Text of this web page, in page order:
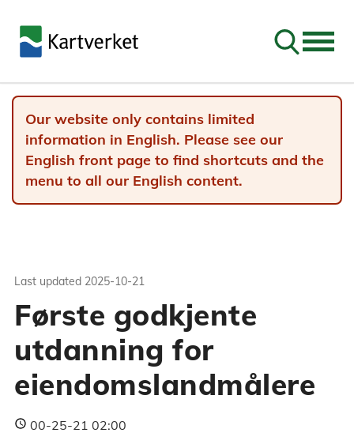
Go to
Our website only contains limited
information in English. Please see our
English front page to find shortcuts and the
menu to all our English content.
Last updated 2025-10-21
Første godkjente
utdanning for
eiendomslandmålere
00-25-21 02:00